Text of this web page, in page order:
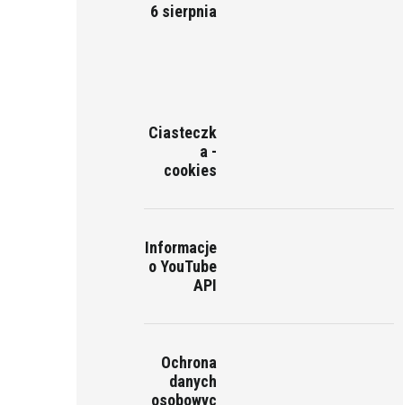
6 sierpnia
Ciasteczk
a -
cookies
Informacje
o YouTube
API
Ochrona
danych
osobowyc